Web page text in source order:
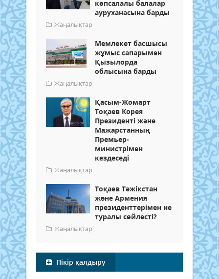
көпсалалы балалар
ауруханасына барды
Жаңалықтар
Мемлекет басшысы
жұмыс сапарымен
Қызылорда
облысына барды
Жаңалықтар
Қасым-Жомарт
Тоқаев Корея
Президенті және
Мажарстанның
Премьер-
министрімен
кездеседі
Жаңалықтар
Тоқаев Тәжікстан
және Армения
президенттерімен не
туралы сөйлесті?
Жаңалықтар
Пікір қалдыру